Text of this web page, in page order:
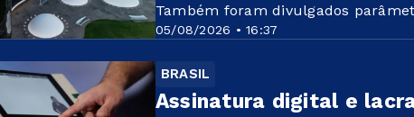
05/08/2026 • 16:37
Também foram divulgados
BRASIL
Assinatura digital e